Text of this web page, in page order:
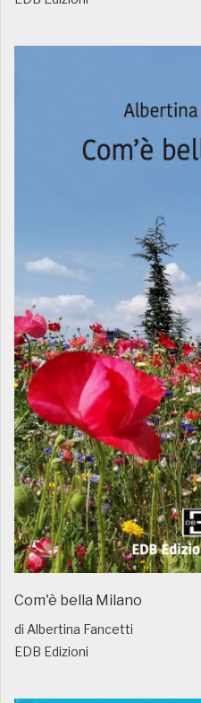
Com'è bella Milano
di Albertina Fancetti
EDB Edizioni